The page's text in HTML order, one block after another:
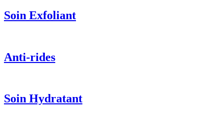
Soin Exfoliant
Anti-rides
Soin Hydratant